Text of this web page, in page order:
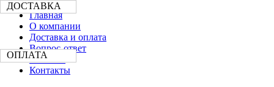
Главная
О компании
Доставка и оплата
Вопрос-ответ
Новости
Контакты
ДОСТАВКА
ОПЛАТА